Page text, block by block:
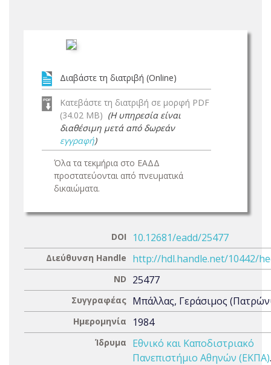
Διαβάστε τη διατριβή (Online)
Κατεβάστε τη διατριβή σε μορφή PDF
(34.02 MB) (Η υπηρεσία είναι
διαθέσιμη μετά από δωρεάν
εγγραφή)
Όλα τα τεκμήρια στο ΕΑΔΔ
προστατεύονται από πνευματικά
δικαιώματα.
DOI 10.12681/eadd/25477
Διεύθυνση Handle http://hdl.handle.net/10442/
ND 25477
Συγγραφέας Μπάλλας, Γεράσιμος
Ημερομηνία 1984
Ίδρυμα
Εθνικό και Καποδιστριακό
Πανεπιστήμιο Αθηνών (ΕΚΠΑ)